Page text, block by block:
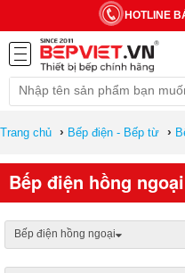
HOTLINE
Trang chủ › Bếp điện - Bếp từ ›
Bếp điện hồng ngoại
Bếp điện hồng ngoại